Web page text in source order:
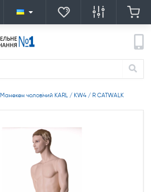
Манекен чоловічий KARL / KW4 / R CATWALK